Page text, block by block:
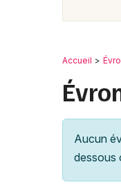
Accueil
Aucun
dessous